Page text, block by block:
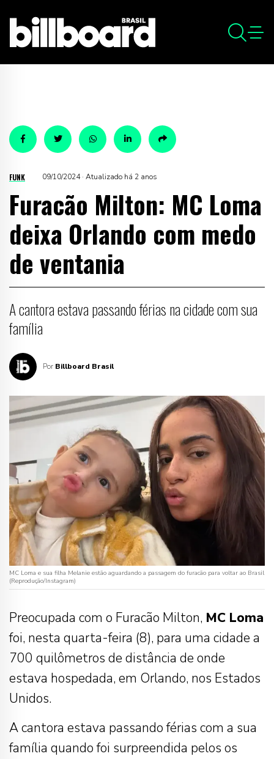
FUNK 09/10/2024 · Atualizado há 2 anos
Furacão Milton: MC Loma
deixa Orlando com medo
de ventania
A cantora estava passando férias na cidade com sua
família
Por Billboard Brasil
MC Loma e sua filha Melanie estão aguardando a passagem do furacão para voltar ao Brasil
(Reprodução/Instagram)
Preocupada com o Furacão Milton, MC Loma
foi, nesta quarta-feira (8), para uma cidade a
700 quilômetros de distância de onde
estava hospedada, em Orlando, nos Estados
Unidos.
A cantora estava passando férias com a sua
família quando foi surpreendida pelos os